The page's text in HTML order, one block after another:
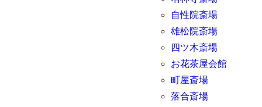
自性院斎場
雄松院斎場
四ツ木斎場
お花茶屋会館
町屋斎場
落合斎場